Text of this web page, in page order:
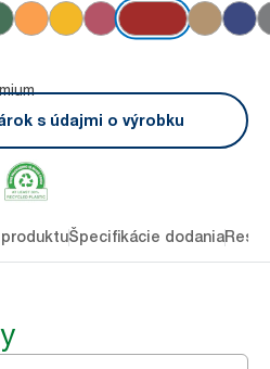
s údajmi o výrobku
Špecifikácie dodania